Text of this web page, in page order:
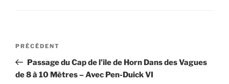
Navigation
l’article
Article
précédent
PRÉCÉDENT
Passage du Cap de l’ile de Horn Dans des Vagues
de 8 à 10 Mètres – Avec Pen-Duick VI